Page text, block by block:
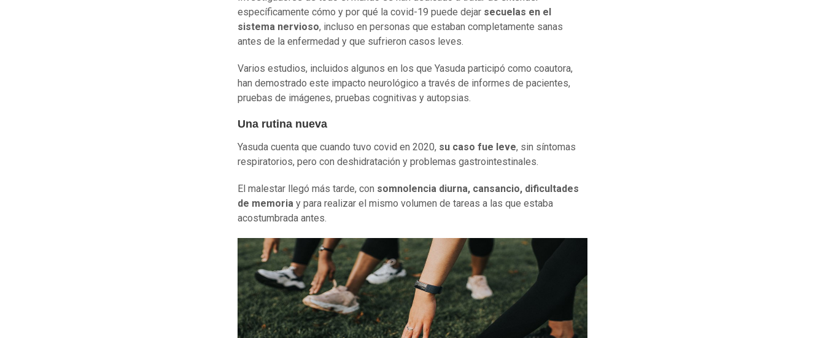
específicamente cómo y por qué la covid-19 puede dejar secuelas en el
sistema nervioso, incluso en personas que estaban completamente sanas
antes de la enfermedad y que sufrieron casos leves.
Varios estudios, incluidos algunos en los que Yasuda participó como coautora,
han demostrado este impacto neurológico a través de informes de pacientes,
pruebas de imágenes, pruebas cognitivas y autopsias.
Una rutina nueva
Yasuda cuenta que cuando tuvo covid en 2020, su caso fue leve, sin síntomas
respiratorios, pero con deshidratación y problemas gastrointestinales.
El malestar llegó más tarde, con somnolencia diurna, cansancio, dificultades
de memoria y para realizar el mismo volumen de tareas a las que estaba
acostumbrada antes.